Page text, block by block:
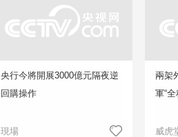
央行今將開展3000億元隔夜逆
回購操作
現場
兩架
軍“
威虎